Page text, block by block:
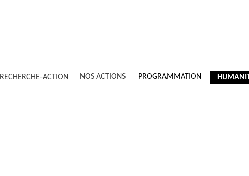
PROGRAMMATION
NOS ACTIONS
RECHERCHE-ACTION